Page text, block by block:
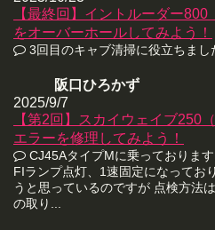
【最終回】イントルーダー
をオーバーホールしてみよう！
3回目のキャブ清掃に役立ちま
阪口ひろかず
2025/9/7
【第2回】スカイウェイブ250
エラーを修理してみよう！
CJ45AタイプMに乗っておりま
FIランプ点灯、1速固定になってお
うと思っているのですが 点検方法
の取り...